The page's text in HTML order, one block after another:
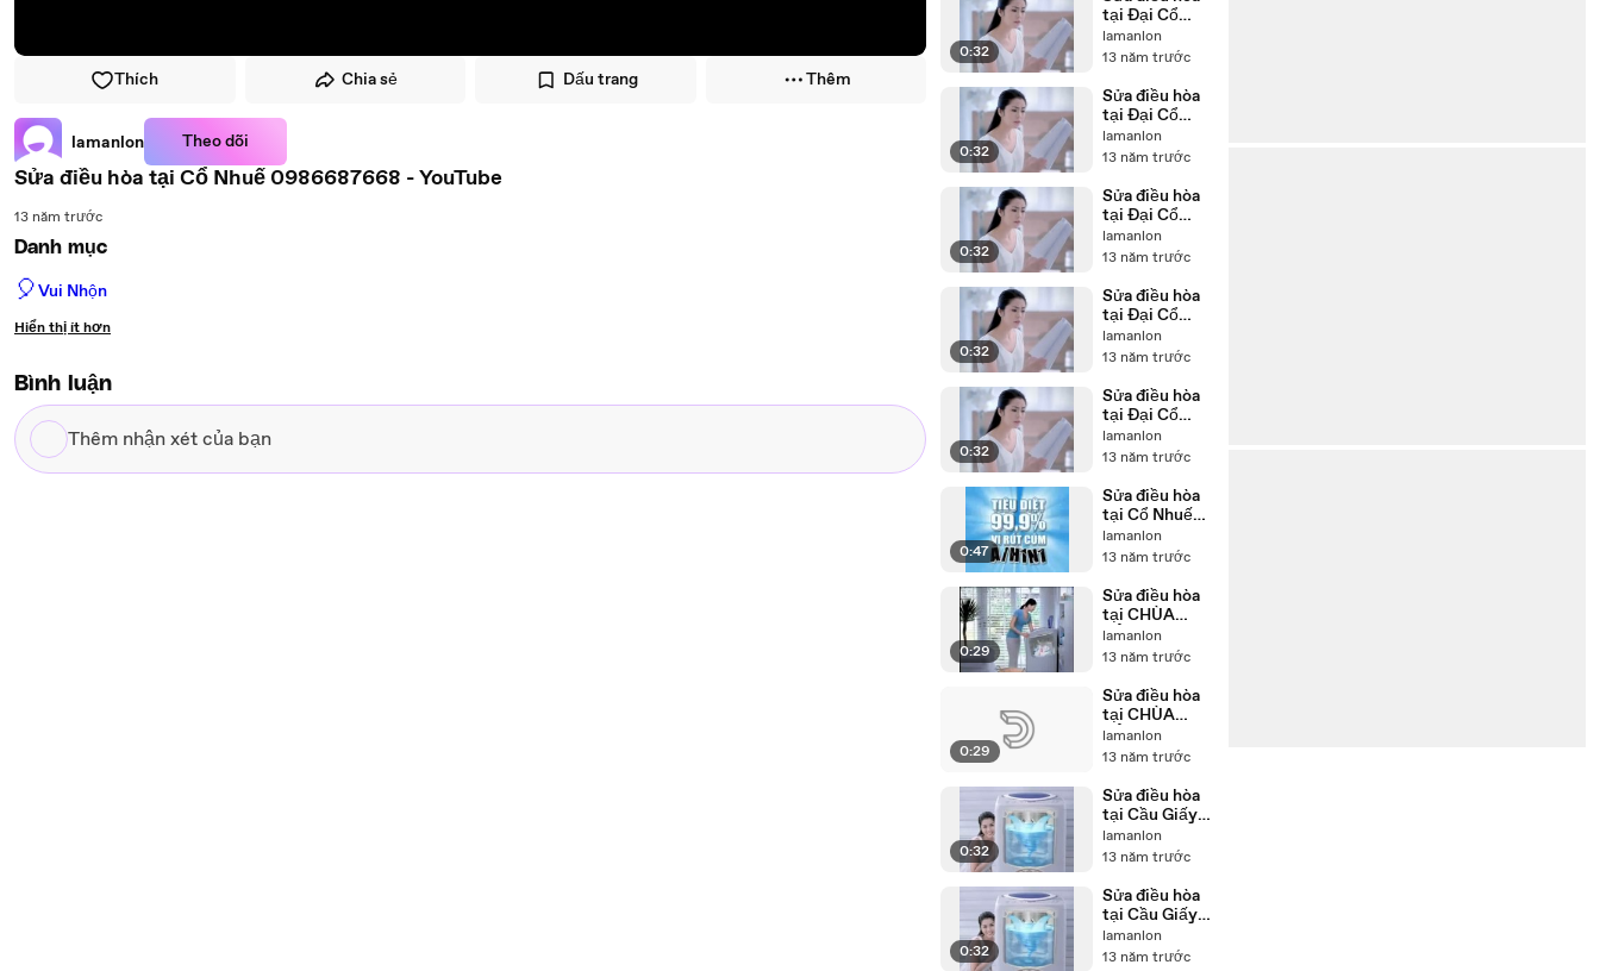
Thích Chia sẻ Dấu trang Thêm
lamanlon Theo dõi
Sửa điều hòa tại Cổ Nhuế 0986687668 - YouTube
13 năm trước
Danh mục
🎈Vui Nhộn
Hiển thị ít hơn
Bình luận
Thêm
nhận
0:32
tại Đại Cổ
Việt
0986687668.
lamanlon
13 năm trước
0:32
Sửa điều hòa
tại Đại Cổ
Việt
0986687668.
lamanlon
13 năm trước
0:32
Sửa điều hòa
tại Đại Cổ
Việt
0986687668.
lamanlon
13 năm trước
0:32
Sửa điều hòa
tại Đại Cổ
Việt
0986687668.
lamanlon
13 năm trước
0:32
Sửa điều hòa
tại Đại Cổ
Việt
0986687668,
lamanlon
13 năm trước
0:47
Sửa điều hòa
tại Cổ Nhuế
0986687668
YouTube -
lamanlon
13 năm trước
0:29
Sửa điều hòa
tại CHÙA
BỘC
986687668
lamanlon
13 năm trước
0:29
Sửa điều hòa
tại CHÙA
BỘC
986687668.
lamanlon
13 năm trước
0:32
Sửa điều hòa
tại Cầu Giấy
0986687668.
lamanlon
13 năm trước
0:32
Sửa điều hòa
tại Cầu Giấy
0986687668.
.
lamanlon
13 năm trước